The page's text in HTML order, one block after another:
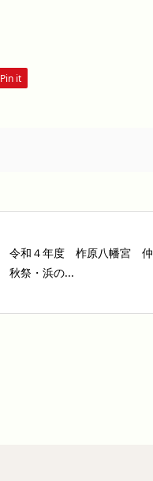
Pin it
令和４年度 柞原八幡宮 仲
秋祭・浜の...